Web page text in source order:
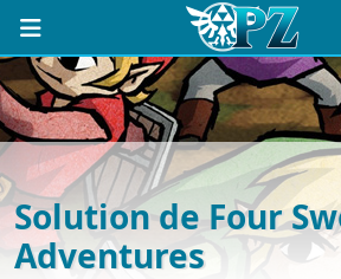
Solution de Four
Adventures